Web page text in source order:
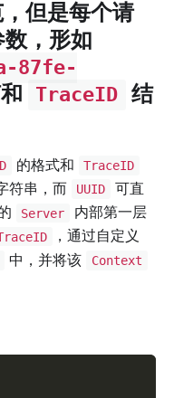
但是每个请
数，形如
87fe-
TraceID 结
的格式和 TraceID
符串，而 UUID
可直
Server
内部第一层
，通过自定义
中，并将该 Context